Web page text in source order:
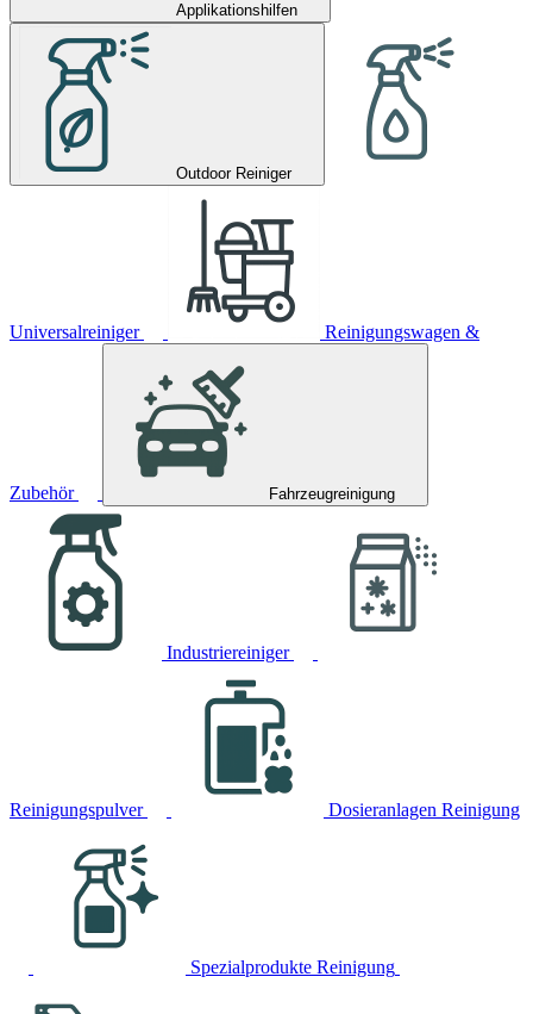
Applikationshilfen
Outdoor Reiniger
Universalreiniger Reinigungswagen &
Zubehör Fahrzeugreinigung
Industriereiniger
Reinigungspulver Dosieranlagen Reinigung
Spezialprodukte Reinigung